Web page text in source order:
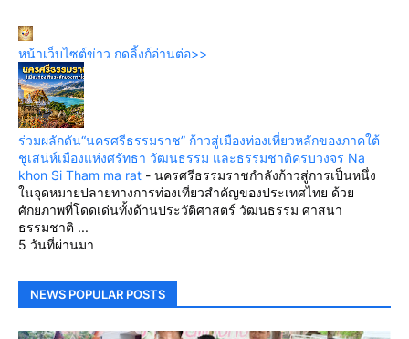
หน้าเว็บไซต์ข่าว กดลิ้งก์อ่านต่อ>>
ร่วมผลักดัน“นครศรีธรรมราช” ก้าวสู่เมืองท่องเที่ยวหลักของภาคใต้
ชูเสน่ห์เมืองแห่งศรัทธา วัฒนธรรม และธรรมชาติครบวงจร Na
khon Si Tham ma rat - นครศรีธรรมราชกำลังก้าวสู่การเป็นหนึ่ง
ในจุดหมายปลายทางการท่องเที่ยวสำคัญของประเทศไทย ด้วย
ศักยภาพที่โดดเด่นทั้งด้านประวัติศาสตร์ วัฒนธรรม ศาสนา
ธรรมชาติ ...
5 วันที่ผ่านมา
NEWS POPULAR POSTS